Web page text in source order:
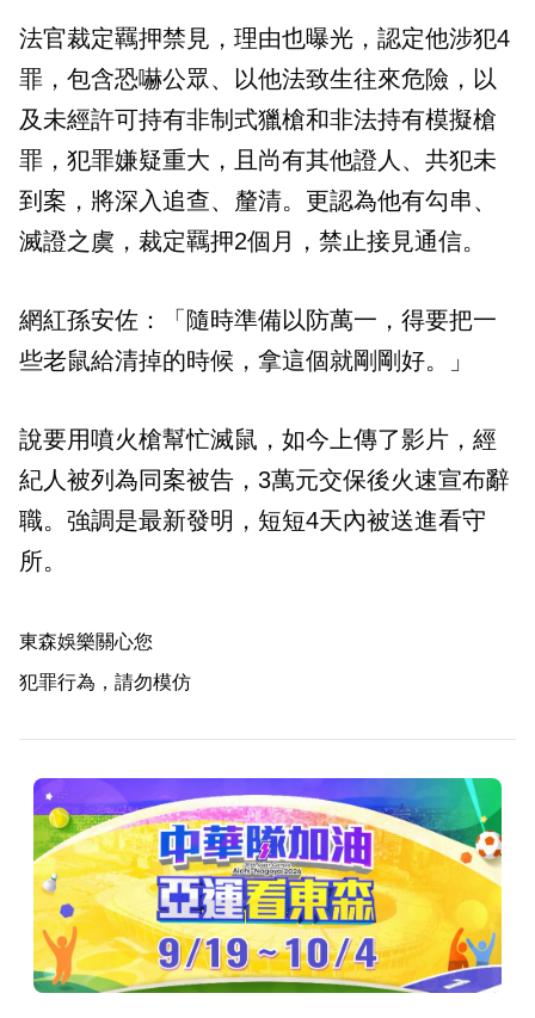
法官裁定羈押禁見，理由也曝光，認定他涉犯4
罪，包含恐嚇公眾、以他法致生往來危險，以
及未經許可持有非制式獵槍和非法持有模擬槍
罪，犯罪嫌疑重大，且尚有其他證人、共犯未
到案，將深入追查、釐清。更認為他有勾串、
滅證之虞，裁定羈押2個月，禁止接見通信。
網紅孫安佐：「隨時準備以防萬一，得要把一
些老鼠給清掉的時候，拿這個就剛剛好。」
說要用噴火槍幫忙滅鼠，如今上傳了影片，經
紀人被列為同案被告，3萬元交保後火速宣布辭
職。強調是最新發明，短短4天內被送進看守
所。
東森娛樂關心您
犯罪行為，請勿模仿